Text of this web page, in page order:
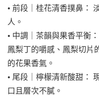
• 前段｜桂花清香撲鼻：
人。
• 中調｜茶韻與果香平衡
鳳梨丁的嚼感、鳳梨切片
的花果香氣。
• 尾段｜檸檬清新酸甜：
口且層次不膩。